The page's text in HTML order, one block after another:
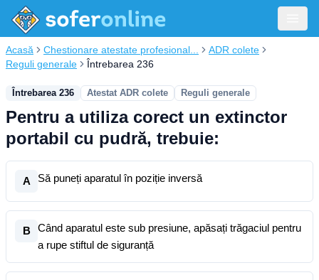
Acasă Chestionare atestate profesional...
ADR colete
Reguli generale
Întrebarea 236
Întrebarea 236 Atestat ADR colete Reguli generale
Pentru a utiliza corect un extinctor
portabil cu pudră, trebuie:
A Să puneți aparatul în poziție inversă
B
Când aparatul este sub presiune, apăsați trăgaciul pentru
a rupe stiftul de siguranță